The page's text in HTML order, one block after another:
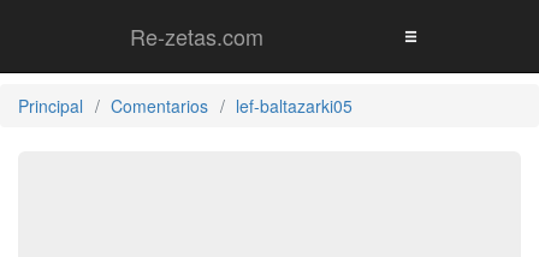
Re-zetas.com
Principal Comentarios lef-baltazarki05